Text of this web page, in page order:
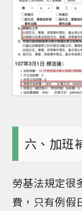
六、加班
勞基法規定很
費，只有例假